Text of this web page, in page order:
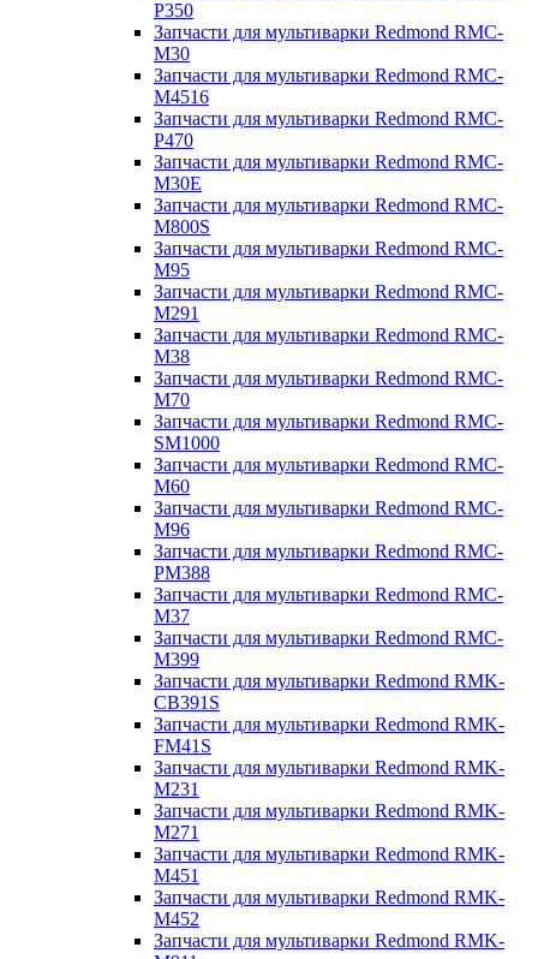
P350
Запчасти для мультиварки Redmond RMC-
M30
Запчасти для мультиварки Redmond RMC-
M4516
Запчасти для мультиварки Redmond RMC-
P470
Запчасти для мультиварки Redmond RMC-
M30E
Запчасти для мультиварки Redmond RMC-
M800S
Запчасти для мультиварки Redmond RMC-
M95
Запчасти для мультиварки Redmond RMC-
M291
Запчасти для мультиварки Redmond RMC-
M38
Запчасти для мультиварки Redmond RMC-
M70
Запчасти для мультиварки Redmond RMC-
SM1000
Запчасти для мультиварки Redmond RMC-
M60
Запчасти для мультиварки Redmond RMC-
M96
Запчасти для мультиварки Redmond RMC-
PM388
Запчасти для мультиварки Redmond RMC-
M37
Запчасти для мультиварки Redmond RMC-
M399
Запчасти для мультиварки Redmond RMK-
CB391S
Запчасти для мультиварки Redmond RMK-
FM41S
Запчасти для мультиварки Redmond RMK-
M231
Запчасти для мультиварки Redmond RMK-
M271
Запчасти для мультиварки Redmond RMK-
M451
Запчасти для мультиварки Redmond RMK-
M452
Запчасти для мультиварки Redmond RMK-